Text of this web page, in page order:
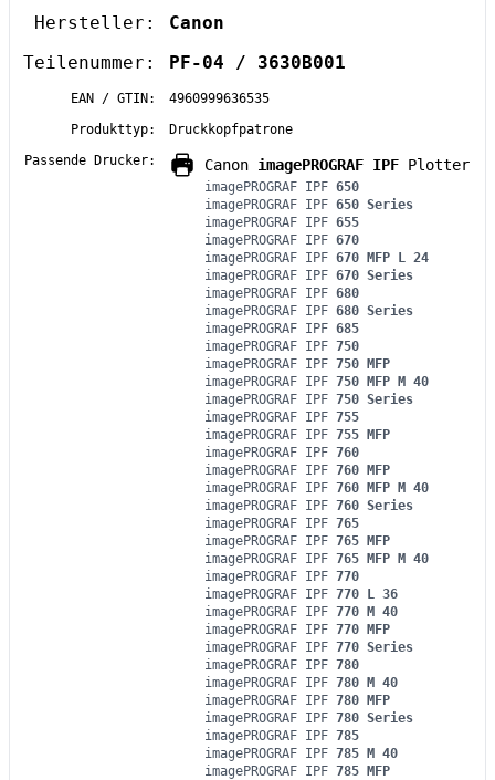
Hersteller:
Canon
Teilenummer:
PF-04 / 3630B001
EAN / GTIN:
4960999636535
Produkttyp:
Druckkopfpatrone
Passende Drucker:
Canon imagePROGRAF IPF Plotter
imagePROGRAF IPF 650
imagePROGRAF IPF 650 Series
imagePROGRAF IPF 655
imagePROGRAF IPF 670
imagePROGRAF IPF 670 MFP L 24
imagePROGRAF IPF 670 Series
imagePROGRAF IPF 680
imagePROGRAF IPF 680 Series
imagePROGRAF IPF 685
imagePROGRAF IPF 750
imagePROGRAF IPF 750 MFP
imagePROGRAF IPF 750 MFP M 40
imagePROGRAF IPF 750 Series
imagePROGRAF IPF 755
imagePROGRAF IPF 755 MFP
imagePROGRAF IPF 760
imagePROGRAF IPF 760 MFP
imagePROGRAF IPF 760 MFP M 40
imagePROGRAF IPF 760 Series
imagePROGRAF IPF 765
imagePROGRAF IPF 765 MFP
imagePROGRAF IPF 765 MFP M 40
imagePROGRAF IPF 770
imagePROGRAF IPF 770 L 36
imagePROGRAF IPF 770 M 40
imagePROGRAF IPF 770 MFP
imagePROGRAF IPF 770 Series
imagePROGRAF IPF 780
imagePROGRAF IPF 780 M 40
imagePROGRAF IPF 780 MFP
imagePROGRAF IPF 780 Series
imagePROGRAF IPF 785
imagePROGRAF IPF 785 M 40
imagePROGRAF IPF 785 MFP